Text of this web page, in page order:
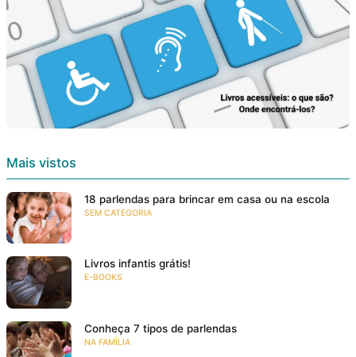
Mais vistos
18 parlendas para brincar em casa ou na escola
SEM CATEGORIA
Livros infantis grátis!
E-BOOKS
Conheça 7 tipos de parlendas
NA FAMÍLIA